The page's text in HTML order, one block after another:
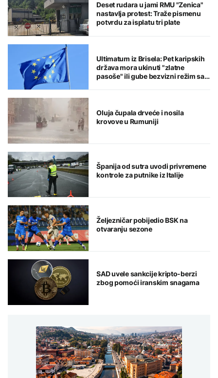
Deset rudara u jami RMU "Zenica"
nastavlja protest: Traže pismenu
potvrdu za isplatu tri plate
Ultimatum iz Brisela: Pet karipskih
država mora ukinuti "zlatne
pasoše" ili gube bezvizni režim sa
Oluja čupala drveće i nosila
krovove u Rumuniji
Španija od sutra uvodi privremene
kontrole za putnike iz Italije
Željezničar pobijedio BSK na
otvaranju sezone
SAD uvele sankcije kripto-berzi
zbog pomoći iranskim snagama